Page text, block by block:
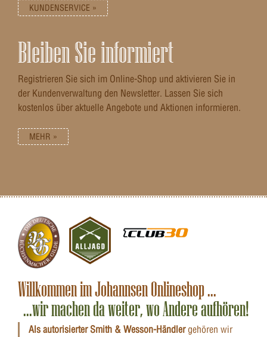
KUNDENSERVICE »
Bleiben Sie informiert
Registrieren Sie sich im Online-Shop und aktivieren Sie in
der Kundenverwaltung den Newsletter. Lassen Sie sich
kostenlos über aktuelle Angebote und Aktionen informieren.
MEHR »
Willkommen im Johannsen Onlineshop ...
...wir machen da weiter, wo Andere aufhören!
Als autorisierter Smith & Wesson-Händlergehören wir